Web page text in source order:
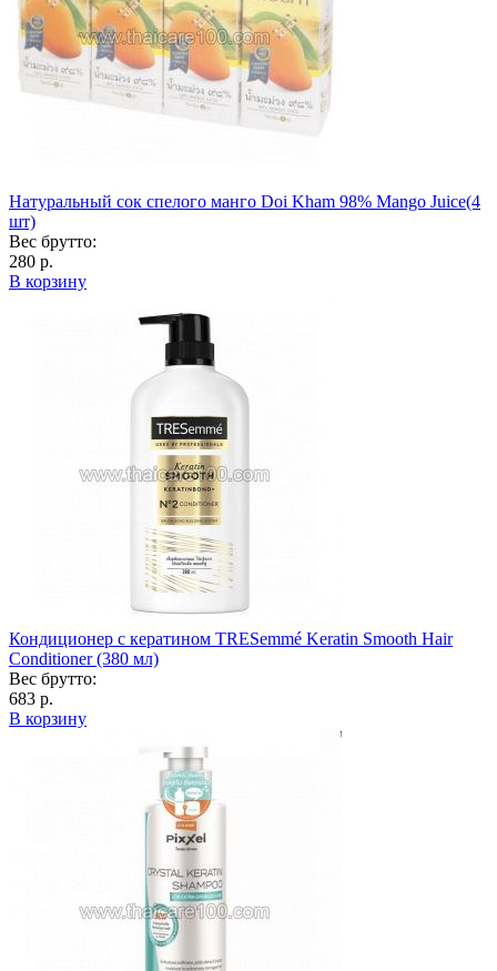
Натуральный сок спелого манго Doi Kham 98% Mango Juice(4
шт)
Вес брутто:
280 р.
В корзину
Кондиционер с кератином TRESemmé Keratin Smooth Hair
Conditioner (380 мл)
Вес брутто:
683 р.
В корзину